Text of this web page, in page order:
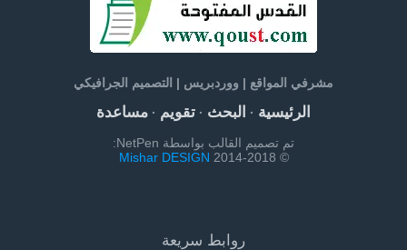
مشرفي المواقع | ووردبريس | التصميم الجرافيكي
الرئيسية· البحث· تقويم· مساعدة
تم تصميم القالب بواسطة NetPen:
© 2014-2018
Mishar DESIGN
روابط سريعة